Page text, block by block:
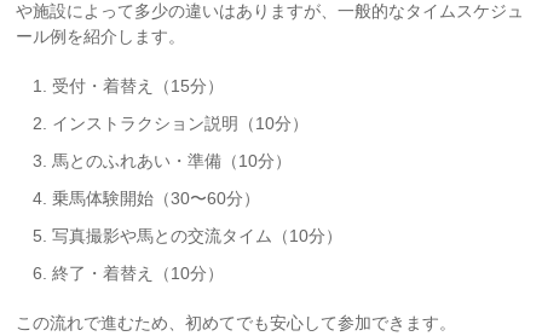
や施設によって多少の違いはありますが、一般的なタイムスケジュ
ール例を紹介します。
受付・着替え（15分）
インストラクション説明（10分）
馬とのふれあい・準備（10分）
乗馬体験開始（30〜60分）
写真撮影や馬との交流タイム（10分）
終了・着替え（10分）
この流れで進むため、初めてでも安心して参加できます。